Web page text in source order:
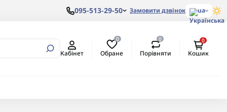
095-513-29-50 Замовити дзвінок ua
Кабінет
0
Обране
0
Порівняти
0
Кошик